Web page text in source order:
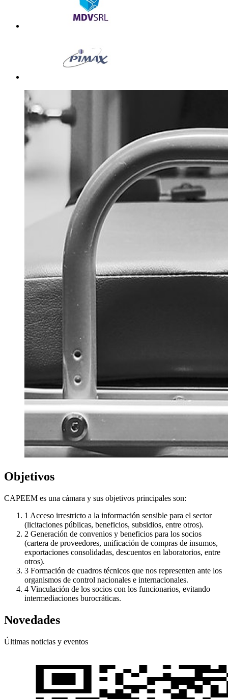
Objetivos
CAPEEM es una cámara y sus objetivos principales son:
1 Acceso irrestricto a la información sensible para el sector
(licitaciones públicas, beneficios, subsidios, entre otros).
2 Generación de convenios y beneficios para los socios
(cartera de proveedores, unificación de compras de insumos,
exportaciones consolidadas, descuentos en laboratorios, entre
otros).
3 Formación de cuadros técnicos que nos representen ante los
organismos de control nacionales e internacionales.
4 Vinculación de los socios con los funcionarios, evitando
intermediaciones burocráticas.
Novedades
Últimas noticias y eventos